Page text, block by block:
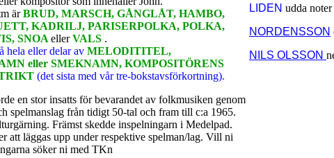
ärBRUD, MARSCH, GÅNGLÅT, HAMBO,
KADRILJ, PARISERPOLKA, POLKA,
SNOA ellerVALS .
hela eller delar av MELODITITEL,
eller SMEKNAMN, KOMPOSITÖRENS
(det sista med vår tre-bokstavsförkortning).
en stor insatts för bevarandet av folkmusiken genom
spelmanslag från tidigt 50-tal och fram till c:a 1965.
Främst skedde inspelningarn i Medelpad.
att läggas upp under respektive spelman/lag. Vill ni
söker ni med TKn
LIDEN udda noter
NORDENSSON
NILS OLSSON